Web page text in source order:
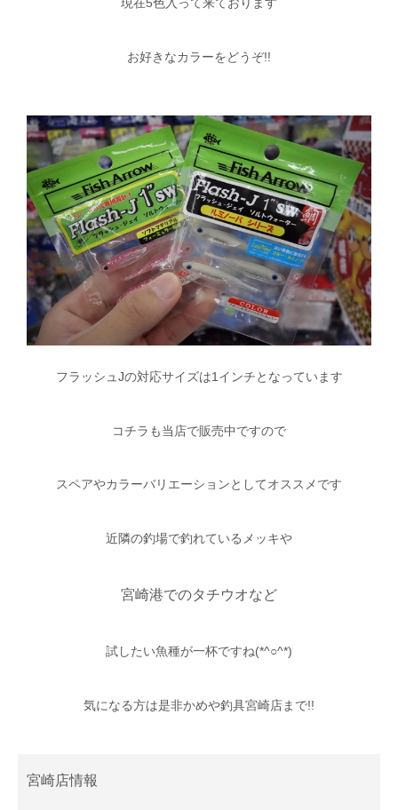
現在5色入って来ております
お好きなカラーをどうぞ!!
フラッシュJの対応サイズは1インチとなっています
コチラも当店で販売中ですので
スペアやカラーバリエーションとしてオススメです
近隣の釣場で釣れているメッキや
宮崎港でのタチウオなど
試したい魚種が一杯ですね(*^○^*)
気になる方は是非かめや釣具宮崎店まで!!
宮崎店情報